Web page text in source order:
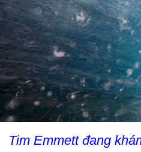
Tim Emmett đang